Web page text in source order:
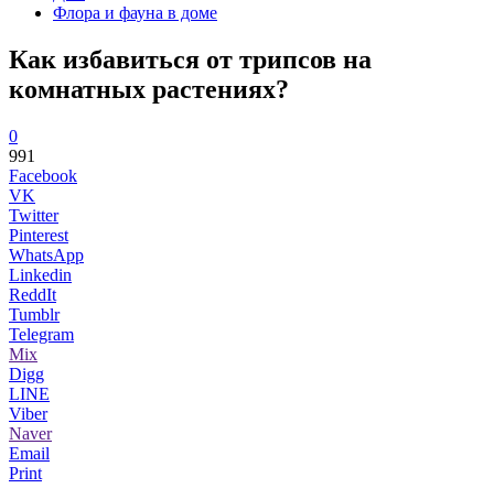
Флора и фауна в доме
Как избавиться от трипсов на
комнатных растениях?
0
991
Facebook
VK
Twitter
Pinterest
WhatsApp
Linkedin
ReddIt
Tumblr
Telegram
Mix
Digg
LINE
Viber
Naver
Email
Print